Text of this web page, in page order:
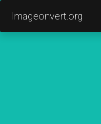
Imageonvert.org